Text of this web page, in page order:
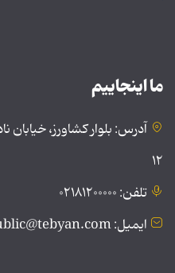
ما اینجاییم
آدرس: بلوار کشاورز،
۱۲
تلفن: ۰۲۱۸۱۲۰۰۰۰۰
ایمیل: public@tebyan.com